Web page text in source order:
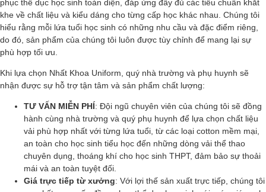
phục thể dục học sinh toàn diện, đáp ứng đầy đủ các tiêu chuẩn khắt
khe về chất liệu và kiểu dáng cho từng cấp học khác nhau. Chúng tôi
hiểu rằng mỗi lứa tuổi học sinh có những nhu cầu và đặc điểm riêng,
do đó, sản phẩm của chúng tôi luôn được tùy chỉnh để mang lại sự
phù hợp tối ưu.
Khi lựa chọn Nhất Khoa Uniform, quý nhà trường và phụ huynh sẽ
nhận được sự hỗ trợ tận tâm và sản phẩm chất lượng:
TƯ VẤN MIỄN PHÍ: Đội ngũ chuyên viên của chúng tôi sẽ đồng
hành cùng nhà trường và quý phụ huynh để lựa chọn chất liệu
vải phù hợp nhất với từng lứa tuổi, từ các loại cotton mềm mại,
an toàn cho học sinh tiểu học đến những dòng vải thể thao
chuyên dụng, thoáng khí cho học sinh THPT, đảm bảo sự thoải
mái và an toàn tuyệt đối.
Giá trực tiếp từ xưởng: Với lợi thế sản xuất trực tiếp, chúng tôi